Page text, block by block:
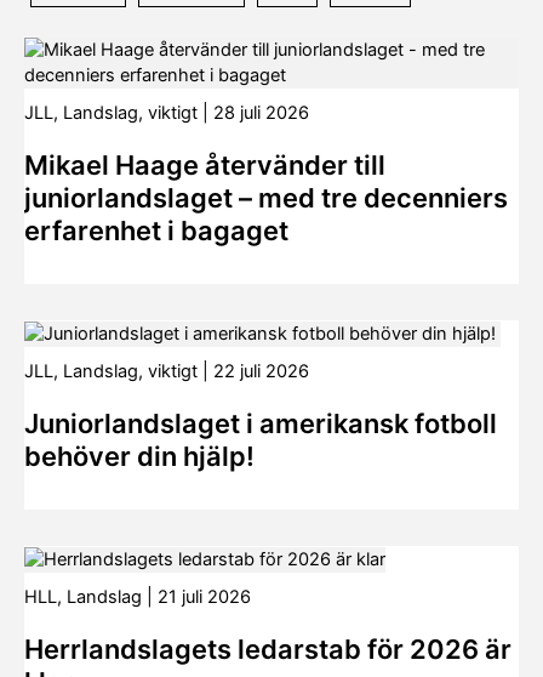
JLL, Landslag, viktigt 28 juli 2026
Mikael Haage återvänder till
juniorlandslaget – med tre decenniers
erfarenhet i bagaget
JLL, Landslag, viktigt 22 juli 2026
Juniorlandslaget i amerikansk fotboll
behöver din hjälp!
HLL, Landslag 21 juli 2026
Herrlandslagets ledarstab för 2026 är